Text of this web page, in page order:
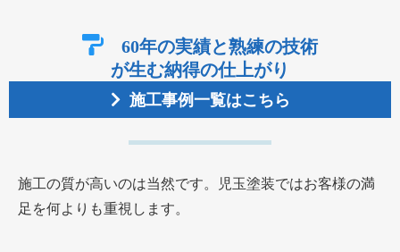
60年の実績と熟練の技術
が生む納得の仕上がり
施工事例一覧はこちら
施工の質が高いのは当然です。児玉塗装ではお客様の満
足を何よりも重視します。